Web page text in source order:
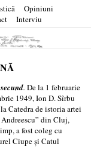
Opiniuni
Interviu
. De la 1 februarie
1949, Ion D. Sîrbu
Catedra de istoria artei
din Cluj,
a fost coleg cu
Ciupe şi Catul